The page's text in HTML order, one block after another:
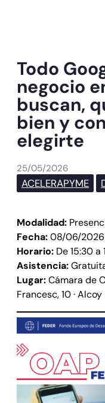
Todo
negocio
buscan,
bien y
elegirte
25/05/2026
ACELERAPYME
Modalidad:
Fecha:08/06/2026
Horario: De 15:30 a
Asistencia:
Lugar:Cámara de
Francesc, 10 · Alcoy